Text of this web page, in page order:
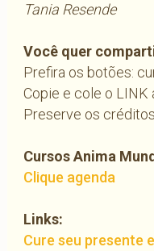
Tania Resende
Você quer
Prefira os botões:
Copie e cole o LINK
Preserve os créditos
Cursos Anima
Clique agenda
Links:
Cure seu presente